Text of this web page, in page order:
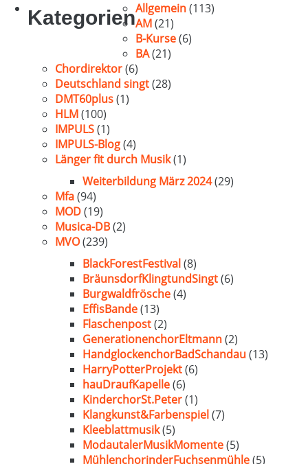
KategorienAllgemein(113)
AM(21)
B-Kurse(6)
BA(21)
Chordirektor(6)
Deutschland singt(28)
DMT60plus(1)
HLM(100)
IMPULS(1)
IMPULS-Blog(4)
Länger fit durch Musik(1)
Weiterbildung März 2024(29)
Mfa(94)
MOD(19)
Musica-DB(2)
MVO(239)
BlackForestFestival(8)
BräunsdorfKlingtundSingt(6)
Burgwaldfrösche(4)
EffisBande(13)
Flaschenpost(2)
GenerationenchorEltmann(2)
HandglockenchorBadSchandau(13)
HarryPotterProjekt(6)
hauDraufKapelle(6)
KinderchorSt.Peter(1)
Klangkunst&Farbenspiel(7)
Kleeblattmusik(5)
ModautalerMusikMomente(5)
MühlenchorinderFuchsenmühle(5)